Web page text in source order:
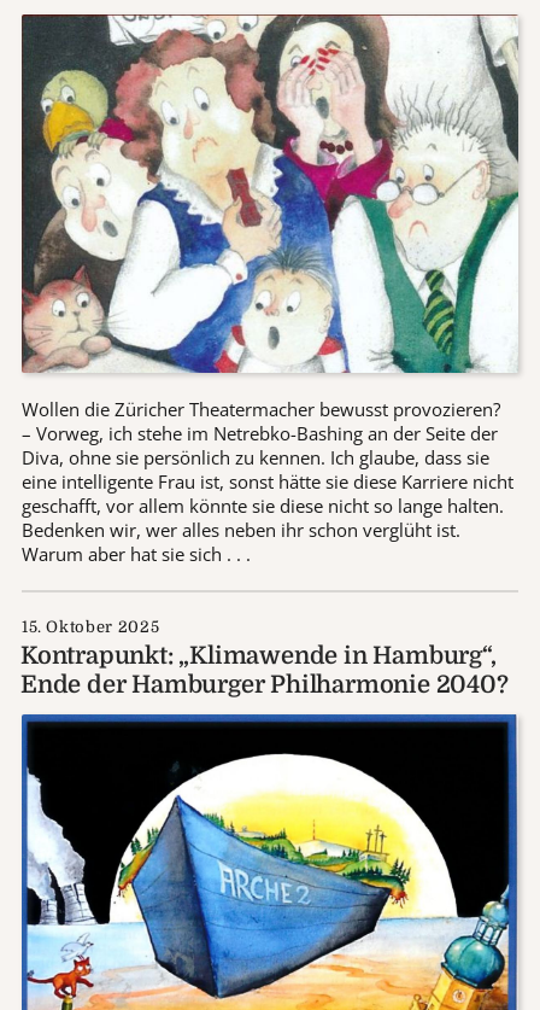
Wollen die Züricher Theatermacher bewusst provozieren?
– Vorweg, ich stehe im Netrebko-Bashing an der Seite der
Diva, ohne sie persönlich zu kennen. Ich glaube, dass sie
eine intelligente Frau ist, sonst hätte sie diese Karriere nicht
geschafft, vor allem könnte sie diese nicht so lange halten.
Bedenken wir, wer alles neben ihr schon verglüht ist.
Warum aber hat sie sich . . .
15. Oktober 2025
Kontrapunkt: „Klimawende in Hamburg“,
Ende der Hamburger Philharmonie 2040?